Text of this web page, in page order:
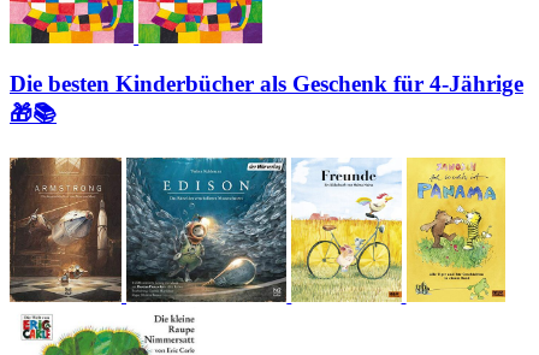
Die besten Kinderbücher als Geschenk für 4-Jährige
🎁📚